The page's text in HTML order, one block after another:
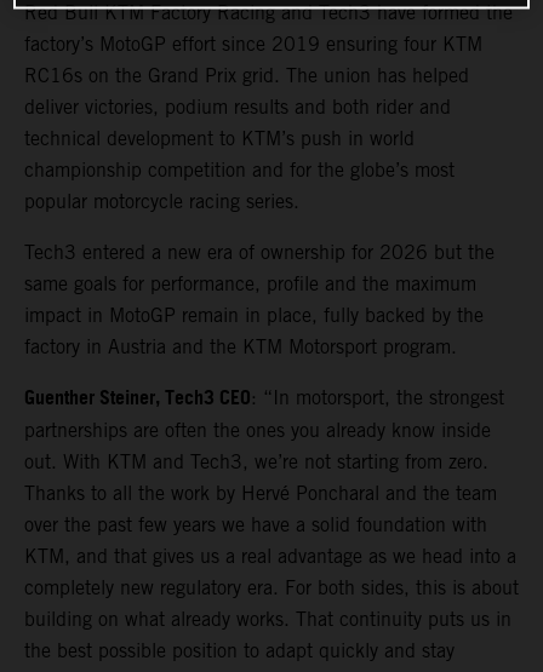
Red Bull KTM Factory Racing and Tech3 have formed the
factory’s MotoGP effort since 2019 ensuring four KTM
RC16s on the Grand Prix grid. The union has helped
deliver victories, podium results and both rider and
technical development to KTM’s push in world
championship competition and for the globe’s most
popular motorcycle racing series.
Tech3 entered a new era of ownership for 2026 but the
same goals for performance, profile and the maximum
impact in MotoGP remain in place, fully backed by the
factory in Austria and the KTM Motorsport program.
Guenther Steiner, Tech3 CEO: “In motorsport, the strongest
partnerships are often the ones you already know inside
out. With KTM and Tech3, we’re not starting from zero.
Thanks to all the work by Hervé Poncharal and the team
over the past few years we have a solid foundation with
KTM, and that gives us a real advantage as we head into a
completely new regulatory era. For both sides, this is about
building on what already works. That continuity puts us in
the best possible position to adapt quickly and stay